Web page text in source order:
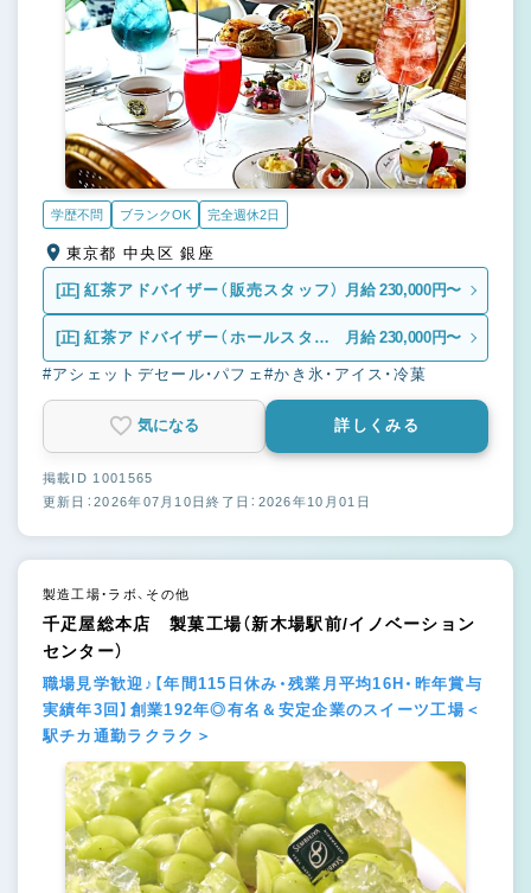
学歴不問 ブランクOK 完全週休2日
東京都 中央区 銀座
[正] 紅茶アドバイザー（販売スタッフ） 月給 230,000円〜
[正] 紅茶アドバイザー（ホールスタッ
フ）
月給 230,000円〜
#アシェットデセール・パフェ#かき氷・アイス・冷菓
気になる 詳しくみる
掲載ID 1001565
更新日：2026年07月10日終了日：2026年10月01日
製造工場・ラボ、その他
千疋屋総本店 製菓工場（新木場駅前/イノベーション
センター）
職場見学歓迎♪【年間115日休み・残業月平均16H・昨年賞与
実績年3回】創業192年◎有名＆安定企業のスイーツ工場＜
駅チカ通勤ラクラク＞